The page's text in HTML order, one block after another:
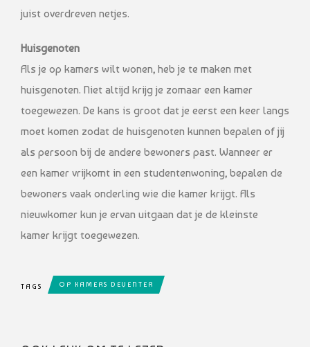
juist overdreven netjes.
Huisgenoten
Als je op kamers wilt wonen, heb je te maken met
huisgenoten. Niet altijd krijg je zomaar een kamer
toegewezen. De kans is groot dat je eerst een keer langs
moet komen zodat de huisgenoten kunnen bepalen of jij
als persoon bij de andere bewoners past. Wanneer er
een kamer vrijkomt in een studentenwoning, bepalen de
bewoners vaak onderling wie die kamer krijgt. Als
nieuwkomer kun je ervan uitgaan dat je de kleinste
kamer krijgt toegewezen.
TAGS OP KAMERS DEVENTER